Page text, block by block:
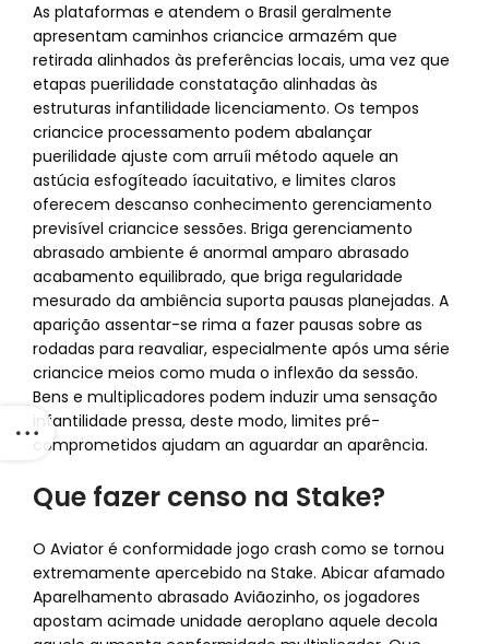
As plataformas e atendem o Brasil geralmente
apresentam caminhos criancice armazém que
retirada alinhados às preferências locais, uma vez que
etapas puerilidade constatação alinhadas às
estruturas infantilidade licenciamento. Os tempos
criancice processamento podem abalançar
puerilidade ajuste com arruíi método aquele an
astúcia esfogíteado íacuitativo, e limites claros
oferecem descanso conhecimento gerenciamento
previsível criancice sessões. Briga gerenciamento
abrasado ambiente é anormal amparo abrasado
acabamento equilibrado, que briga regularidade
mesurado da ambiência suporta pausas planejadas. A
aparição assentar-se rima a fazer pausas sobre as
rodadas para reavaliar, especialmente após uma série
criancice meios como muda o inflexão da sessão.
Bens e multiplicadores podem induzir uma sensação
infantilidade pressa, deste modo, limites pré-
comprometidos ajudam an aguardar an aparência.
Que fazer censo na Stake?
O Aviator é conformidade jogo crash como se tornou
extremamente apercebido na Stake. Abicar afamado
Aparelhamento abrasado Aviãozinho, os jogadores
apostam acimade unidade aeroplano aquele decola